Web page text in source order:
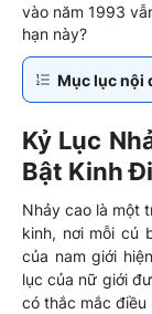
vào năm 1993
hạn này?
Mục lục nội
Kỷ Lục
Bật Kinh
Nhảy cao là một
kinh, nơi mỗi cú
của nam giới
lục của nữ giới
có thắc mắc